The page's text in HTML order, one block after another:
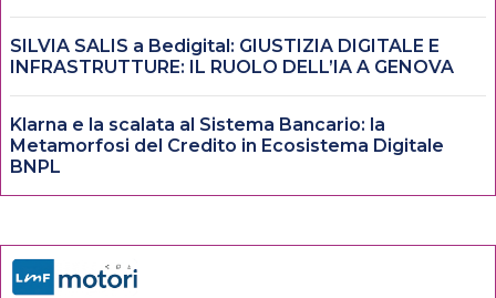
SILVIA SALIS a Bedigital: GIUSTIZIA DIGITALE E
INFRASTRUTTURE: IL RUOLO DELL’IA A GENOVA
Klarna e la scalata al Sistema Bancario: la
Metamorfosi del Credito in Ecosistema Digitale
BNPL